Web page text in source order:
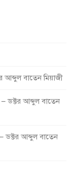
বাতেন মিয়াজী
– ডক্টর আব্দুল বাতেন
ডক্টর আব্দুল বাতেন